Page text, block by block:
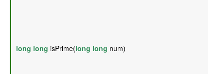
long long isPrime(long long num)